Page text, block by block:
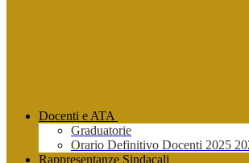
Docenti e ATA
Graduatorie
Orario Definitivo Docenti 2025
Rappresentanze Sindacali